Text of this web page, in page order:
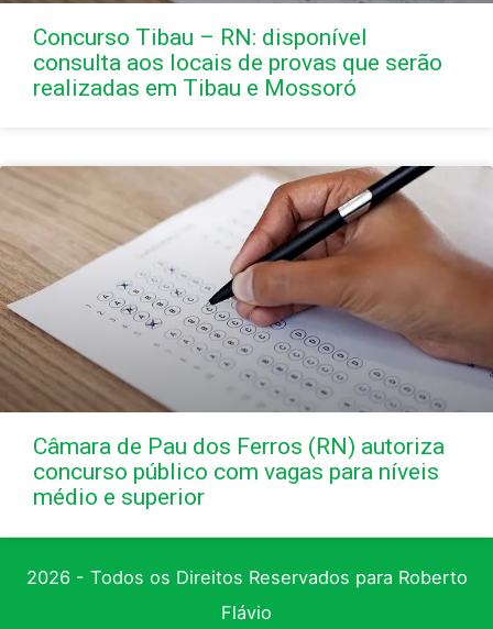
Concurso Tibau – RN: disponível
consulta aos locais de provas que serão
realizadas em Tibau e Mossoró
Câmara de Pau dos Ferros (RN) autoriza
concurso público com vagas para níveis
médio e superior
2026 - Todos os Direitos Reservados para Roberto
Flávio